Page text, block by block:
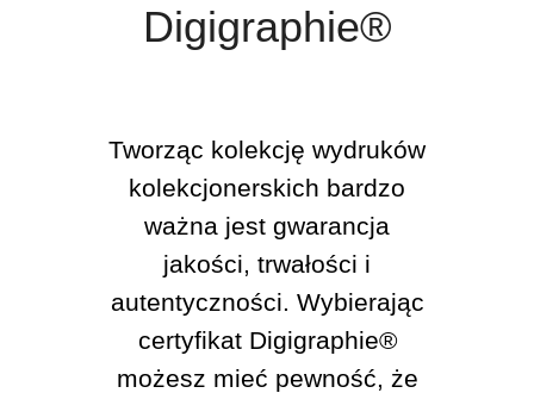
Digigraphie®
Tworząc kolekcję wydruków
kolekcjonerskich bardzo
ważna jest gwarancja
jakości, trwałości i
autentyczności. Wybierając
certyfikat Digigraphie®
możesz mieć pewność, że